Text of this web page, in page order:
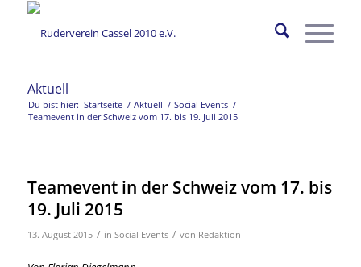
Aktuell
Du bist hier: Startseite / Aktuell / Social Events /
Teamevent in der Schweiz vom 17. bis 19. Juli 2015
Teamevent in der Schweiz vom 17. bis
19. Juli 2015
13. August 2015 / in Social Events / von Redaktion